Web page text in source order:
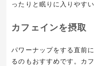
ったりと眠りに入りやす
カフェインを摂取
パワーナップをする直前
るのもおすすめです。カ